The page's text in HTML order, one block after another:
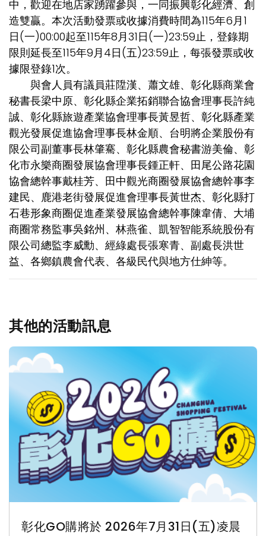
中，歡迎在地店家踴躍參與，一同振興彰化經濟、創
造雙贏。本次活動發票或收據消費時間為115年6月1
日(一)00:00起至115年8月31日(一)23:59止，登錄期
限則延長至115年9月4日(五)23:59止，每張發票或收
據限登錄1次。
與會人員有議員莊陞漢、蕭文雄、彰化縣商業會
秘書長梁中原、彰化縣企業拓銷聯合協會理事長許純
誠、彰化縣旅遊產業協會理事長黃昱哲、彰化縣產業
觀光發展促進協會理事長林金順、台明將企業股份有
限公司副董事長林肇騫、彰化縣農會秘書游美倫、彰
化市永樂商圈發展協會理事長鍾正軒、田尾公路花園
協會總幹事戴桂芳、田中觀光商圈發展協會總幹事李
建民、鹿港老街發展促進會理事長黃世杰、彰化縣打
石巷形象商圈促進產業發展協會總幹事陳韋倩、大埔
商圈常務監事吳銘州、林燕雀、凱智智能系統股份有
限公司總監李威勳、經綠處長張寒青、副處長洪世
益、各鄉鎮農會代表、各級民代與地方仕紳等。
其他的活動訊息
彰化GO購將於 2026年7月31日(五)凌晨